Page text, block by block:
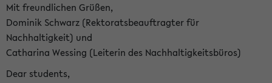
Mit freundlichen Grüßen,
Dominik Schwarz (Rektoratsbeauftragter für
Nachhaltigkeit) und
Catharina Wessing (Leiterin des Nachhaltigkeitsbüros)
Dear students,